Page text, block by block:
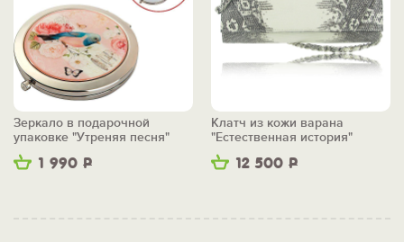
1 990 Р
Зеркало в подарочной
упаковке "Утреняя песня"
12 500 Р
Клатч из кожи варана
"Естественная история"